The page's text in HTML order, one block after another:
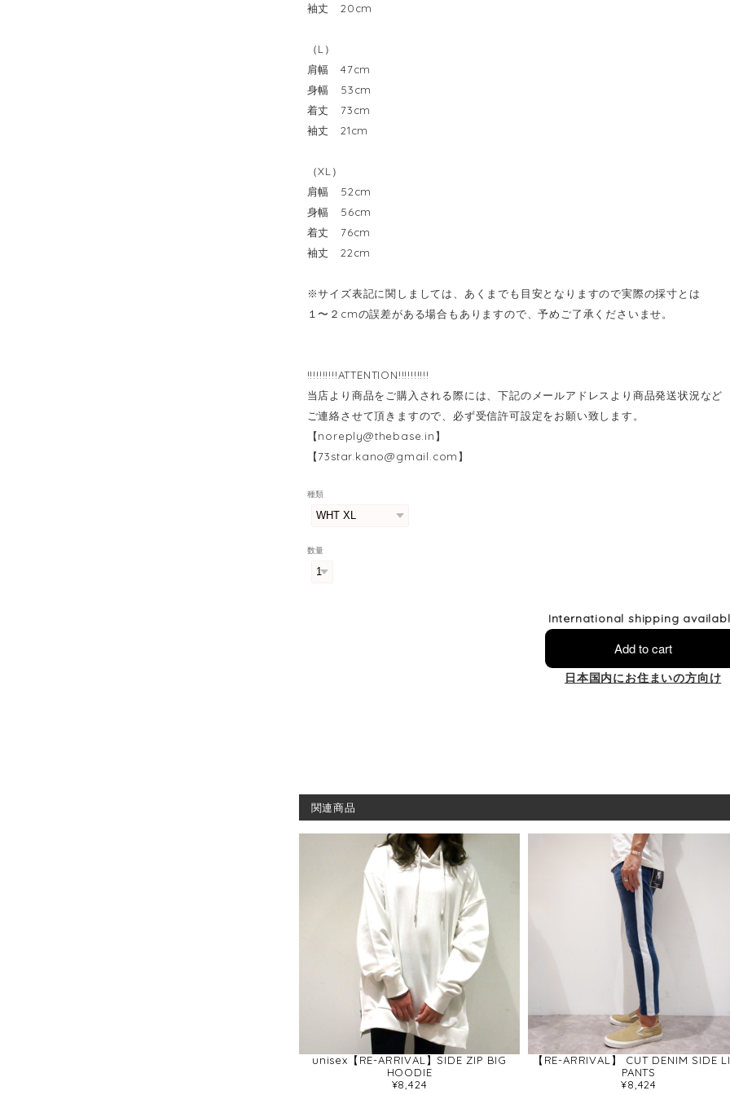
袖丈 20cm
（L）
肩幅 47cm
身幅 53cm
着丈 73cm
袖丈 21cm
（XL）
肩幅 52cm
身幅 56cm
着丈 76cm
袖丈 22cm
※サイズ表記に関しましては、あくまでも目安となりますので実際の採寸とは
１〜２cmの誤差がある場合もありますので、予めご了承くださいませ。
!!!!!!!!!!ATTENTION!!!!!!!!!!
当店より商品をご購入される際には、下記のメールアドレスより商品発送状況など
ご連絡させて頂きますので、必ず受信許可設定をお願い致します。
【noreply@thebase.in】
【73star.kano@gmail.com】
種類
数量
International shipping
Add to cart
日本国内にお住まいの方向け
関連商品
unisex【RE-ARRIVAL】SIDE ZIP BIG
HOODIE
¥8,424
【RE-ARRIVAL】 CUT DENIM SIDE
PANTS
¥8,424